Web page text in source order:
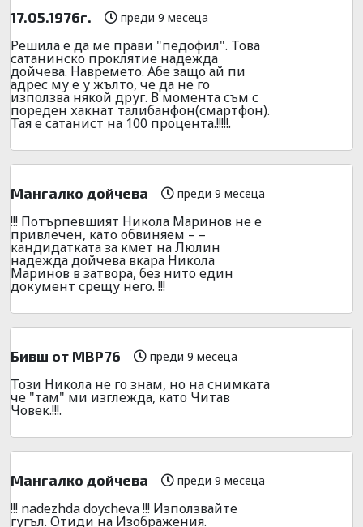
17.05.1976г. преди 9 месеца
Решила е да ме прави "педофил". Това
сатанинско проклятие надежда
дойчева. Навремето. Абе защо ай пи
адрес му е у жълто, че да не го
използва някой друг. В момента съм с
пореден хакнат талибанфон(смартфон).
Тая е сатанист на 100 процента.!!!!!.
Мангалко дойчева преди 9 месеца
!!! Потърпевшият Никола Маринов не е
привлечен, като обвиняем – –
кандидатката за кмет на Люлин
надежда дойчева вкара Никола
Маринов в затвора, без нито един
документ срещу него. !!!
Бивш от МВР76 преди 9 месеца
Този Никола не го знам, но на снимката
че "там" ми изглежда, като Читав
Човек.!!!.
Мангалко дойчева преди 9 месеца
!!! nadezhda doycheva !!! Използвайте
гугъл. Отиди на Изображения.